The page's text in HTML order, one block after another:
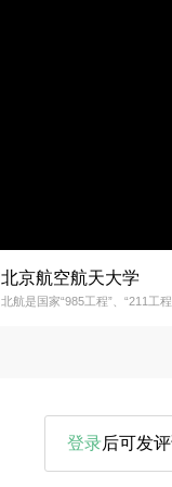
北京航空航天大学
北航是国家“985工程”、“211工
登录后可发